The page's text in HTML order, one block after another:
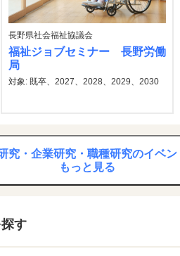
長野県社会福祉協議会
福祉ジョブセミナー 長野労働
局
対象: 既卒、2027、2028、2029、2030
究・企業研究・職種研究のイベン
もっと見る
す